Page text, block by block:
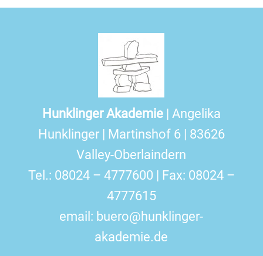
Hunklinger Akademie| Angelika
Hunklinger | Martinshof 6 | 83626
Valley-Oberlaindern
Tel.: 08024 – 4777600 | Fax: 08024 –
4777615
email: buero@hunklinger-
akademie.de